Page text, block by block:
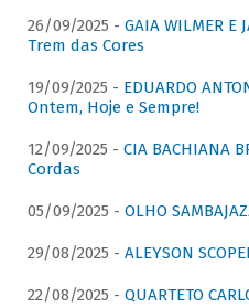
26/09/2025 - GAIA WILMER E
Trem das Cores
19/09/2025 - EDUARDO
Ontem, Hoje e Sempre!
12/09/2025 - CIA BACHIANA
Cordas
05/09/2025 - OLHO
29/08/2025 - ALEYSON
22/08/2025 - QUARTETO